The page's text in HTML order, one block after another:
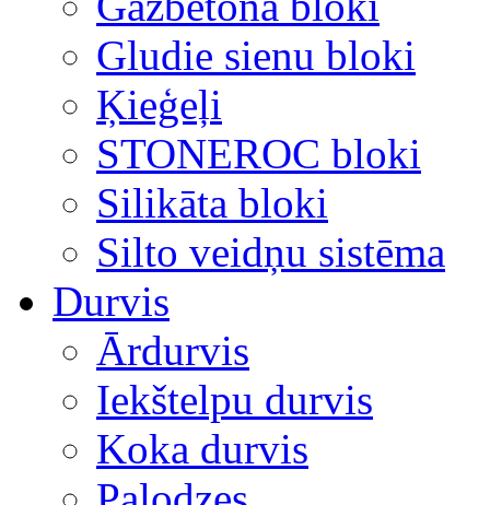
Gludie sienu bloki
Ķieģeļi
STONEROC bloki
Silikāta bloki
Silto veidņu sistēma
Durvis
Ārdurvis
Iekštelpu durvis
Koka durvis